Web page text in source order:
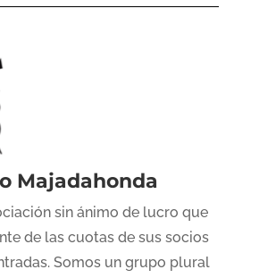
Majadahonda
sin ánimo de lucro que
de las cuotas de sus socios
Somos un grupo plural